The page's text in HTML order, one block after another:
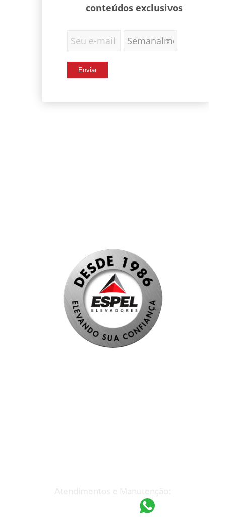
conteúdos exclusivos
(19) 97418-4862